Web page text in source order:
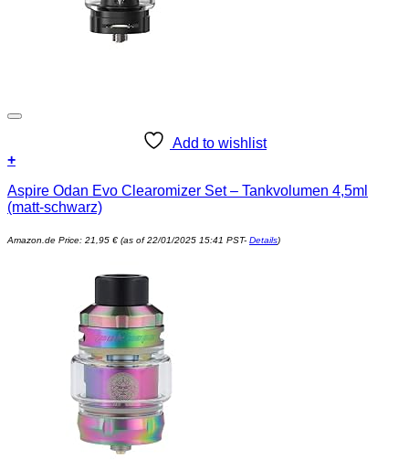
Add to wishlist
+
Aspire Odan Evo Clearomizer Set – Tankvolumen 4,5ml
(matt-schwarz)
Amazon.de Price: 21,95 € (as of 22/01/2025 15:41 PST- Details)